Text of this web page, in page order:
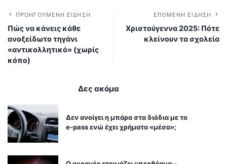
ΠΡΟΗΓΟΎΜΕΝΗ ΕΊΔΗΣΗ
Πώς να κάνεις κάθε
ανοξείδωτο τηγάνι
«αντικολλητικό» (χωρίς
κόπο)
ΕΠΌΜΕΝΗ ΕΊΔΗΣΗ
Χριστούγεννα 2025: Πότε
κλείνουν τα σχολεία
Δες ακόμα
Δεν ανοίγει η μπάρα στα διόδια με το
e-pass ενώ έχει χρήματα «μέσα»;